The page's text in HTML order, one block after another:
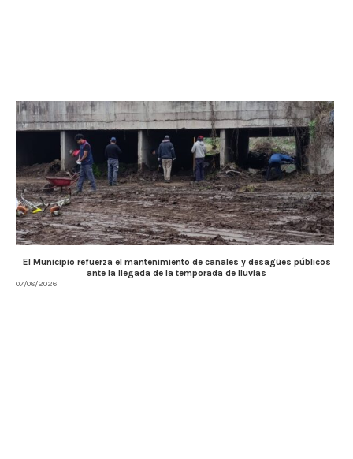
El Municipio refuerza el mantenimiento de canales y desagües públicos
ante la llegada de la temporada de lluvias
07/08/2026